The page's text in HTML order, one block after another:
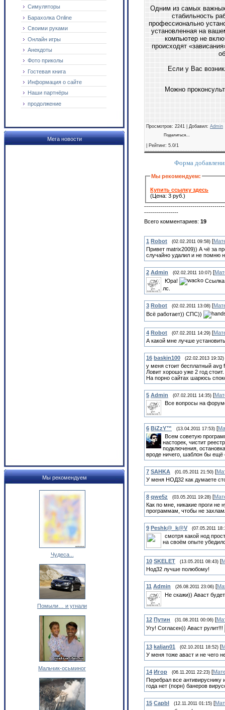
Симуляторы
Барахолка Online
Своими руками
Онлайн игры
Анекдоты
Фото приколы
Гостевая книга
Информация о сайте
Наши партнёры
продолжение
Мега новости
Мы рекомендуем
Чудеса...
Помыли… и угнали
Мальчик-осьминог
Одним из самых
стабильность
профессионально
установленная на
компьютер не
происходят
Если у Вас
Можно
Просмотров: 2241 | Добавил: Admin
Поделиться…
Рейтинг: 5.0/1
Форма
Мы рекомендуем:
Купить ссылку здесь
(Цена: 3 руб.)
-----------------
Всего комментариев: 19
1 Robot (02.02.2011 09:58) [
Привет matrix2009)) А чё за
случайно удалил и не помню
2 Admin (02.02.2011 10:07) [
Юра!
Ссылка
лс.
3 Robot (02.02.2011 13:08) [
Всё работает)) СПС))
4 Robot (07.02.2011 14:29) [
А какой мне лучше
16 baskin100 (22.02.2013 19:32)
у меня стоит бесплатный avg
Ловит хорошо уже 2 год стоит.
На порно сайтах шарюсь
5 Admin (07.02.2011 14:35) [
Все вопросы на
6 BiZzY™ (13.04.2011 17:53) [
Всем советую
насторек, чистит
подключения,
вроде ничего, шаблон бы ещё
7 SAHKA (01.05.2011 21:50) [
У меня НОД32 как думаете
8 qwe5z (03.05.2011 19:28) [
Как по мне, никакие проги не
программам, чтобы не
9 Peshk@_k@V (07.05.2011
смотря какой нод
на своём опыте
10 SKELET (13.05.2011 08:43) [
Нод32 лучше полюбому!
11 Admin (26.08.2011 23:06) [
Не скажи)) Аваст
12 Путин (31.08.2011 00:06) [
Угу! Согласен)) Аваст рулит!!!
13 kaljan01 (02.10.2011 18:52) [
У меня тоже аваст и не чего
14 Игор (06.11.2011 22:23) [
Перебрал все
года нет (порн) банеров
15 Capbl (12.11.2011 01:15) [